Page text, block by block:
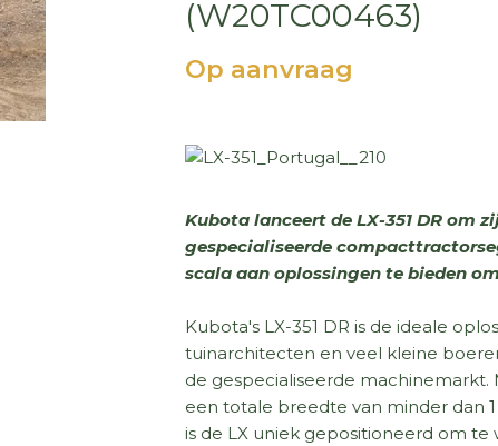
(W20TC00463)
Op aanvraag
Kubota lanceert de LX-351 DR om
gespecialiseerde
scala aan oplossingen te bieden
Kubota's LX-351 DR is de ideale
tuinarchitecten en veel kleine
de gespecialiseerde
een totale breedte van minder dan
is de LX uniek gepositioneerd om